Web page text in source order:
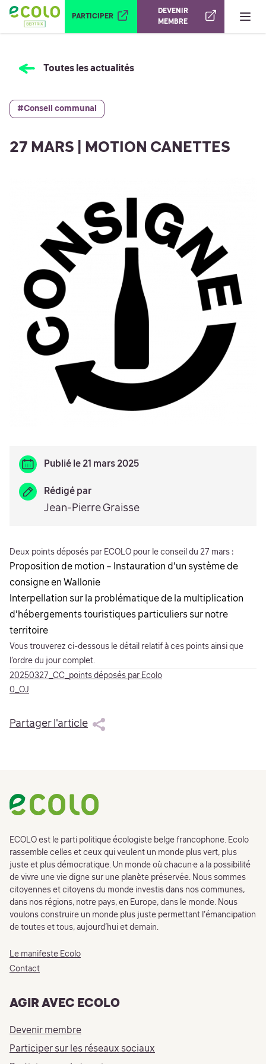
PARTICIPER
DEVENIR
MEMBRE
Ouvrir le menu
Toutes les actualités
#Conseil communal
27 MARS | MOTION CANETTES
Publié le 21 mars 2025
Rédigé par
Jean-Pierre Graisse
Deux points déposés par ECOLO pour le conseil du 27 mars :
Proposition de motion – Instauration d’un système de
consigne en Wallonie
Interpellation sur la problématique de la multiplication
d’hébergements touristiques particuliers sur notre
territoire
Vous trouverez ci-dessous le détail relatif à ces points ainsi que
l’ordre du jour complet.
20250327_CC_points déposés par Ecolo
0_OJ
Partager l'article
ECOLO est le parti politique écologiste belge francophone. Ecolo
rassemble celles et ceux qui veulent un monde plus vert, plus
juste et plus démocratique. Un monde où chacun·e a la possibilité
de vivre une vie digne sur une planète préservée. Nous sommes
citoyennes et citoyens du monde investis dans nos communes,
dans nos régions, notre pays, en Europe, dans le monde. Nous
voulons construire un monde plus juste permettant l’émancipation
de toutes et tous, aujourd’hui et demain.
Le manifeste Ecolo
Contact
AGIR AVEC ECOLO
Devenir membre
Participer sur les réseaux sociaux